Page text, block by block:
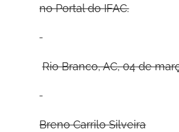
no Portal doIFAC.
Rio Branco, AC, 04 de
Breno Carrilo Silveira